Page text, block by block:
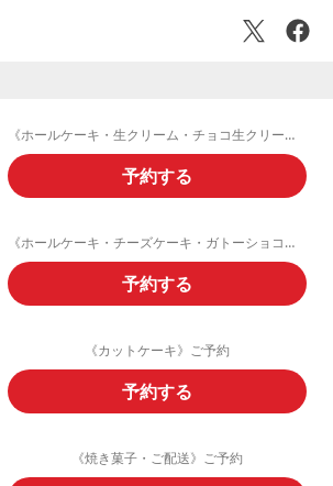
《ホールケーキ・生クリーム・チョコ生クリームデコレーション》ご予約フォーム
予約する
《ホールケーキ・チーズケーキ・ガトーショコラ・フルーツタルト》ご予約
予約する
《カットケーキ》ご予約
予約する
《焼き菓子・ご配送》ご予約